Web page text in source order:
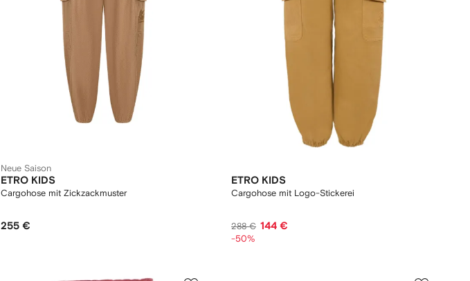
Neue Saison
ETRO KIDS
Cargohose mit Zickzackmuster
255 €
ETRO KIDS
Cargohose mit Logo-Stickerei
288 € 144 €
-50%